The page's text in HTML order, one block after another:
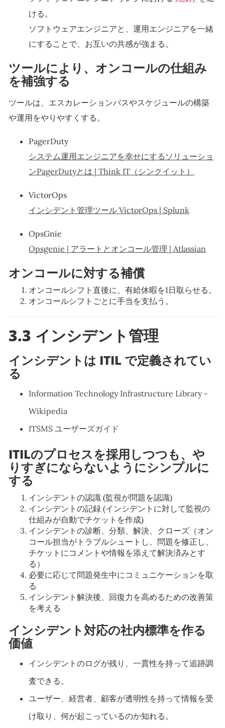
ける。
ソフトウェアエンジニアと、運用エンジニアを一緒
にすることで、お互いの共感が強まる。
ツールにより、オンコールの仕組み
を補強する
ツールは、エスカレーションパスやスケジュールの構築
や運用をやりやすくする。
PagerDuty
システム運用エンジニアを幸せにするソリューショ
ンPagerDutyとは | Think IT（シンクイット）
VictorOps
インシデント管理ツール VictorOps | Splunk
OpsGnie
Opsgenie | アラートとオンコール管理 | Atlassian
オンコールに対する補償
オンコールシフト直後に、有給休暇を1日取らせる。
オンコールシフトごとに手当を支払う。
3.3 インシデント管理
インシデントは ITIL で定義されてい
る
Information Technology Infrastructure Library -
Wikipedia
ITSMS ユーザーズガイド
ITILのプロセスを採用しつつも、や
りすぎにならないようにシンプルに
する
インシデントの認識 (監視が問題を認識)
インシデントの記録 (インシデントに対して監視の
仕組みが自動でチケットを作成)
インシデントの診断、分類、解決、クローズ（オン
コール担当がトラブルシュートし、問題を修正し、
チケットにコメントや情報を添えて解決済みとす
る）
必要に応じて問題発生中にコミュニケーションを取
る
インシデント解決後、回復力を高めるための改善策
を考える
インシデント対応の社内標準を作る
価値
インシデントのログが残り、一貫性を持って追跡調
査できる。
ユーザー、経営者、顧客が透明性を持って情報を受
け取り、何が起こっているのか知れる。